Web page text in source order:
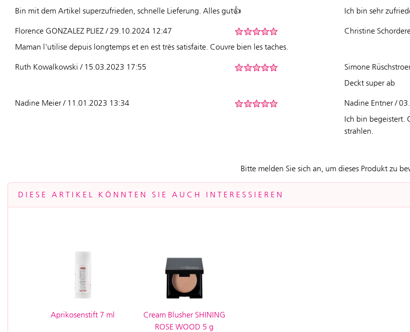
Bin mit dem Artikel superzufrieden, schnelle Lieferung. Alles gut👍
Ich bin sehr
Florence GONZALEZ PLIEZ / 29.10.2024 12:47
Maman l'utilise depuis longtemps et en est très satisfaite. Couvre bien les taches.
Christine
Ruth Kowalkowski / 15.03.2023 17:55
Simone
Deckt super ab
Nadine Meier / 11.01.2023 13:34
Nadine Entner /
Ich bin begeistert.
strahlen.
Bitte melden Sie sich an, um dieses Produkt zu
DIESE ARTIKEL KÖNNTEN SIE AUCH INTERESSIEREN
Aprikosenstift 7 ml
Cream Blusher SHINING
ROSE WOOD 5 g